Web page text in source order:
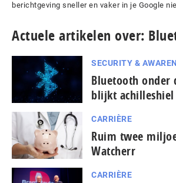
berichtgeving sneller en vaker in je Google
Actuele artikelen over:
SECURITY &
Bluetooth onder
blijkt
CARRIÈRE
Ruim twee
Watcherr
CARRIÈRE